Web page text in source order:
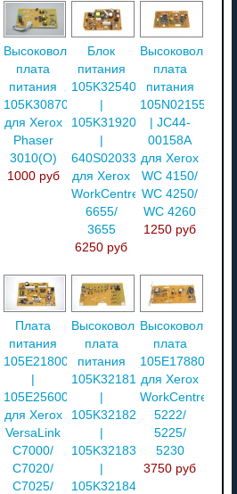
Высоковольтная
плата
питания
105K30870
для Xerox
Phaser
3010(О)
1000 руб
Блок
питания
105K32540
105K31920
640S02033
для Xerox
WorkCentre
6655/
3655
6250 руб
Высоковольтная
плата
питания
105N02155
| JC44-
00158A
для Xerox
WC 4150/
WC 4250/
WC 4260
1250 руб
Плата
питания
105E21800
|
105E25600
для Xerox
VersaLink
C7000/
C7020/
C7025/
Высоковольтная
плата
питания
105K32181
|
105K32182
|
105K32183
|
105K32184
Высоковольтная
плата
105E17880
для Xerox
WorkCentre
5222/
5225/
5230
3750 руб